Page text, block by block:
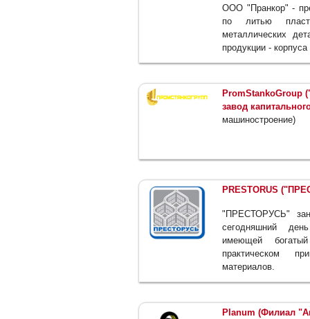
ООО "Пранкор" -
по литью
металлических
продукции -
PromStankoGroup
завод
машиностроение)
PRESTORUS
"ПРЕСТОРУСЬ"
сегодняшний
имеющей
практическом
материалов.
Planum (Филиал